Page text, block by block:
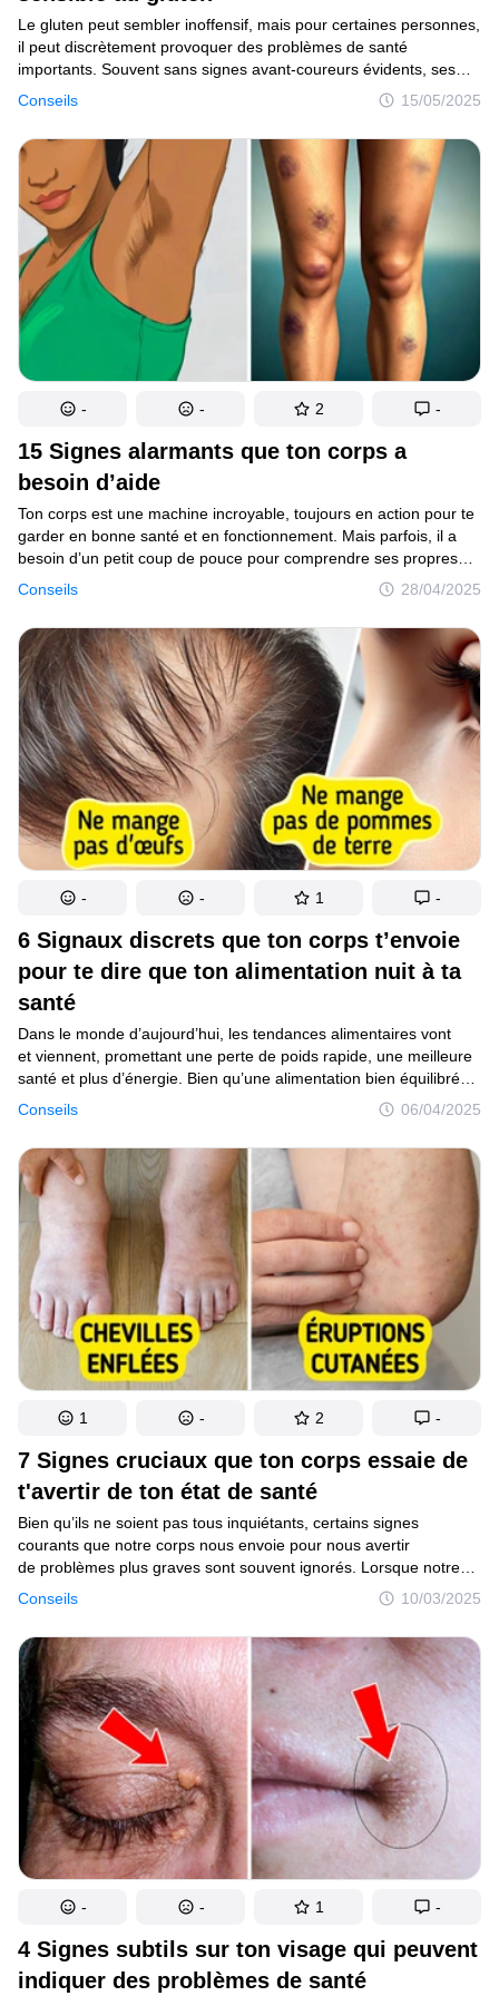
Conseils 15/05/2025
Le gluten peut sembler inoffensif, mais pour certaines personnes,
il peut discrètement provoquer des problèmes de santé
importants. Souvent sans signes avant-coureurs évidents, ses
effets peuvent passer inaperçus, causant potentiellement des
dommages à long terme. Reconnaître comment ton corps réagit
au gluten est essentiel pour protéger ton bien-être global.
15 Signes alarmants que ton corps a
besoin d’aide
Conseils 28/04/2025
Ton corps est une machine incroyable, toujours en action pour te
garder en bonne santé et en fonctionnement. Mais parfois, il a
besoin d’un petit coup de pouce pour comprendre ses propres
signaux. Voici 14 signes que ton corps essaie peut-être de te dire
- - 2 -
6 Signaux discrets que ton corps t’envoie
pour te dire que ton alimentation nuit à ta
santé
Conseils 06/04/2025
Dans le monde d’aujourd’hui, les tendances alimentaires vont
et viennent, promettant une perte de poids rapide, une meilleure
santé et plus d’énergie. Bien qu’une alimentation bien équilibrée
soit essentielle pour le bien-être général, parfois même les
habitudes alimentaires les plus saines peuvent présenter des
inconvénients cachés. Beaucoup de personnes se concentrent
sur ce qu’elles mangent pour atteindre leurs objectifs de forme
ou esthétiques, sans se rendre compte que leur régime peut
en réalité faire plus de mal que de bien. Dans cet article, nous
mettrons en lumière les principaux signaux d’alerte.
- - 1 -
7 Signes cruciaux que ton corps essaie de
t'avertir de ton état de santé
Conseils 10/03/2025
Bien qu’ils ne soient pas tous inquiétants, certains signes
courants que notre corps nous envoie pour nous avertir
de problèmes plus graves sont souvent ignorés. Lorsque notre
santé est en jeu, mieux vaut prévenir que guérir. C’est pourquoi
il est conseillé de prendre rendez-vous avec un médecin lorsque
nous remarquons ces symptômes.
1 - 2 -
4 Signes subtils sur ton visage qui peuvent
indiquer des problèmes de santé
- - 1 -